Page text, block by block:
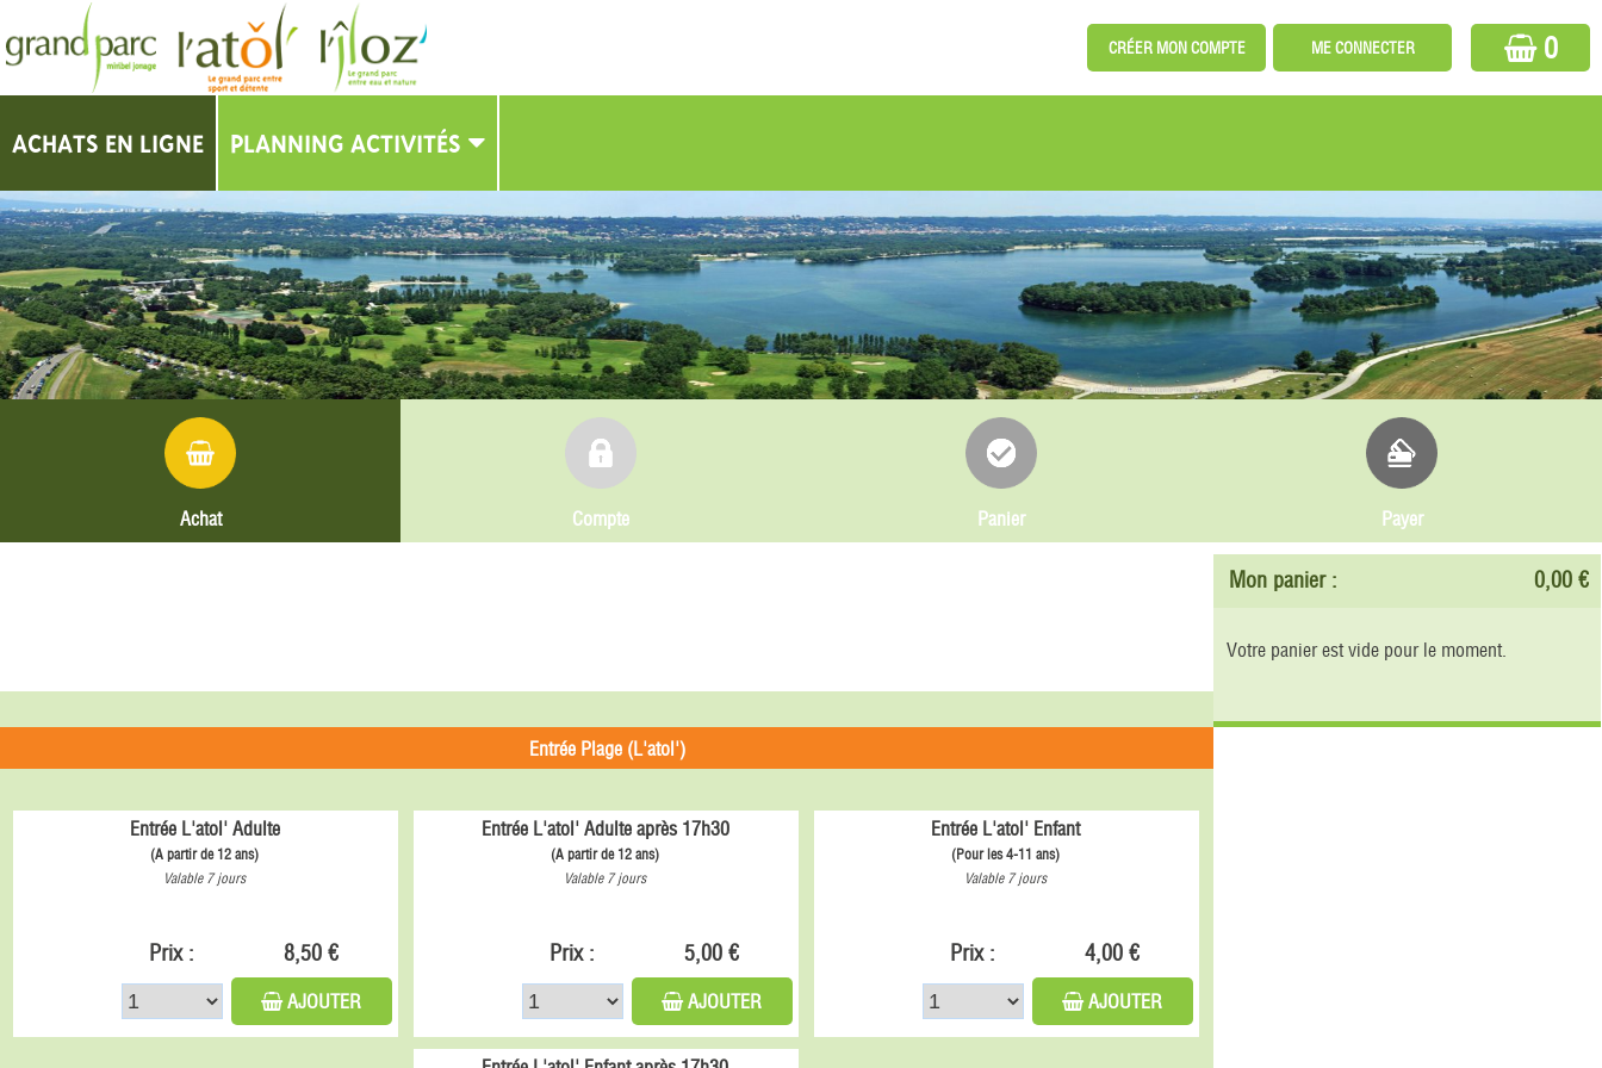
0
ACHATS EN LIGNE PLANNING ACTIVITÉS
PLANNING
Achat Compte Panier Payer
Entrée Plage (L'atol')
Entrée L'atol' Adulte
(A partir de 12 ans)
Valable 7 jours
Prix : 8,50 €
AJOUTER
Entrée L'atol' Adulte après 17h30
(A partir de 12 ans)
Valable 7 jours
Prix : 5,00 €
AJOUTER
Entrée L'atol' Enfant
(Pour les 4-11 ans)
Valable 7 jours
Prix : 4,00 €
AJOUTER
Mon panier : 0,00 €
Votre panier est vide pour le moment.